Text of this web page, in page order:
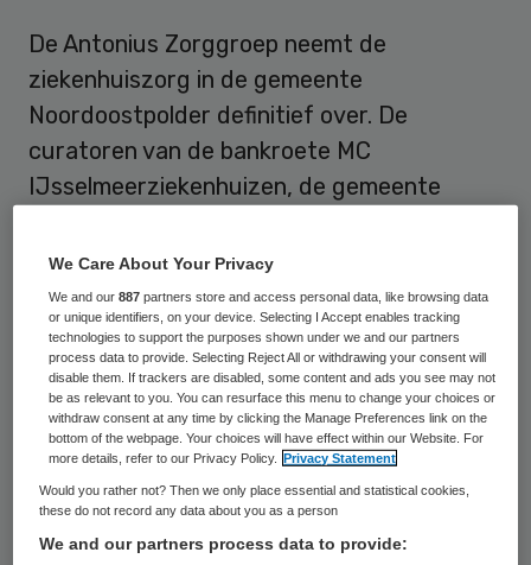
De Antonius Zorggroep neemt de
ziekenhuiszorg in de gemeente
Noordoostpolder definitief over. De
curatoren van de bankroete MC
IJsselmeerziekenhuizen, de gemeente
overeengekomen, laten ze weten.
De Antonius Zorggroep neemt de
ziekenhuiszorg in de gemeente
Noordoostpolder definitief over. De
curatoren van de bankroete MC
IJsselmeerziekenhuizen, de gemeente
Noordoostpolder en de zorggroep zijn dat
overeengekomen, laten ze weten.
We Care About Your Privacy
We and our887 partners store and access personal data, like browsing data
or unique identifiers, on your device. Selecting I Accept enables tracking
technologies to support the purposes shown under we and our partners
process data to provide. Selecting Reject All or withdrawing your consent will
disable them. If trackers are disabled, some content and ads you see may not
be as relevant to you. You can resurface this menu to change your choices or
withdraw consent at any time by clicking the Manage Preferences link on the
bottom of the webpage. Your choices will have effect within our Website. For
more details, refer to our Privacy Policy.
Privacy Statement
Would you rather not? Then we only place essential and statistical cookies,
these do not record any data about you as a person
We and our partners process data to provide: